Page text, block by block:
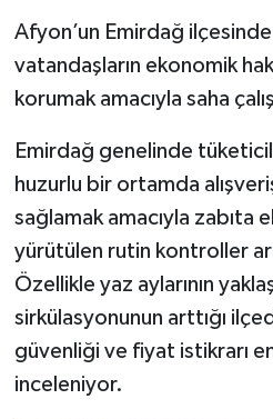
Afyon’un Emirdağ
vatandaşların ekonomik
korumak amacıyla saha
Emirdağ genelinde
huzurlu bir ortamda
sağlamak amacıyla zabıta
yürütülen rutin kontroller
Özellikle yaz aylarının
sirkülasyonunun arttığı
güvenliği ve fiyat istikrarı
inceleniyor.